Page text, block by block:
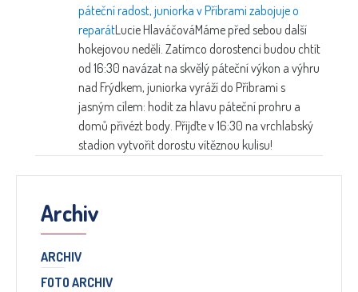
páteční radost, juniorka v Příbrami zabojuje o
reparátLucie HlaváčováMáme před sebou další
hokejovou neděli. Zatímco dorostenci budou chtít
od 16:30 navázat na skvělý páteční výkon a výhru
nad Frýdkem, juniorka vyráží do Příbrami s
jasným cílem: hodit za hlavu páteční prohru a
domů přivézt body. Přijďte v 16:30 na vrchlabský
stadion vytvořit dorostu vítěznou kulisu!
Archiv
ARCHIV
FOTO ARCHIV